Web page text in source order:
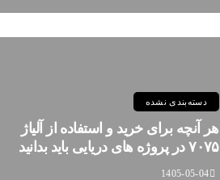
دسته‌بندی نشده
هر آنچه برای خرید و استفاده از آلیاژ
۷۰۷۵ در پروژه های دریایی باید بدانید
1405-05-04